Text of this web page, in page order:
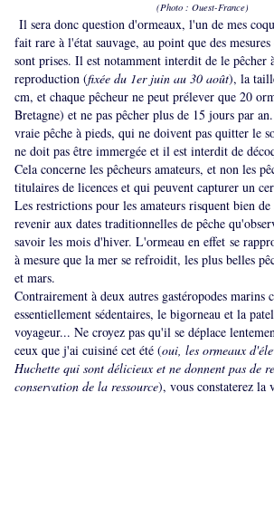
(Photo : Ouest-France)
Il sera donc question d'ormeaux, l'un de mes
fait rare à l'état sauvage, au point que des
sont prises. Il est notamment interdit de le pêcher
reproduction (fixée du 1er juin au 30 août), la
cm, et chaque pêcheur ne peut prélever que 20
Bretagne) et ne pas pêcher plus de 15 jours par
vraie pêche à pieds, qui ne doivent pas quitter le
ne doit pas être immergée et il est interdit de
Cela concerne les pêcheurs amateurs, et non les
titulaires de licences et qui peuvent capturer un
Les restrictions pour les amateurs risquent bien
revenir aux dates traditionnelles de pêche
savoir les mois d'hiver. L'ormeau en effet se
à mesure que la mer se refroidit, les plus belles
et mars.
Contrairement à deux autres gastéropodes marins
essentiellement sédentaires, le bigorneau et la
voyageur... Ne croyez pas qu'il se déplace
ceux que j'ai cuisiné cet été (oui, les ormeaux
Huchette qui sont délicieux et ne donnent pas de
conservation de la ressource), vous constaterez la